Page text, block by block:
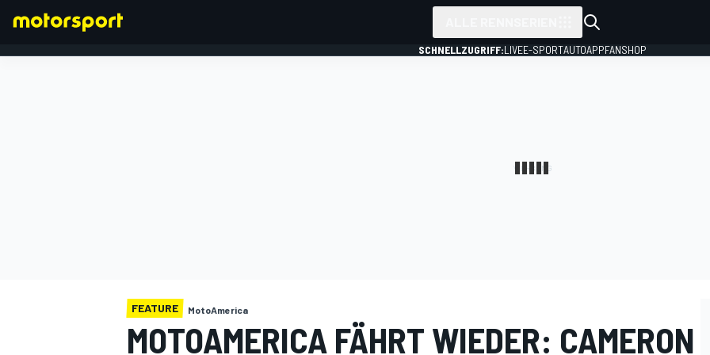
SCHNELLZUGRIFF:LIVEE-SPORTAUTOAPPFANSHOP
FEATURE MotoAmerica
MOTOAMERICA FÄHRT WIEDER: CAMERON